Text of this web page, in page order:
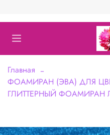
Главная
ФОАМИРАН (ЭВА) ДЛЯ
ГЛИТТЕРНЫЙ ФОАМИРАН